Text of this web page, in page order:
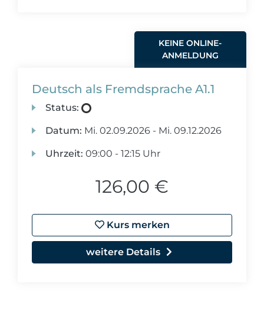
KEINE ONLINE-
ANMELDUNG
Deutsch als Fremdsprache A1.1
Status:
Datum: Mi. 02.09.2026 - Mi. 09.12.2026
Uhrzeit: 09:00 - 12:15 Uhr
126,00 €
Kurs merken
weitere Details